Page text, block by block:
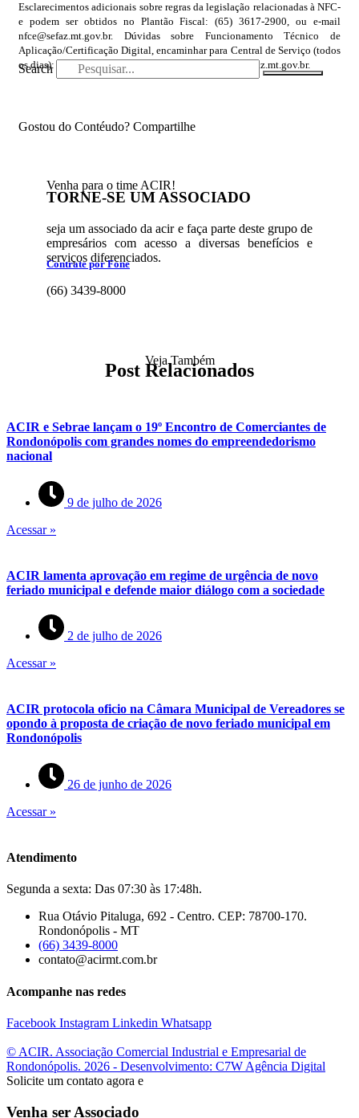
Esclarecimentos adicionais sobre regras da legislação relacionadas à NFC-
e podem ser obtidos no Plantão Fiscal: (65) 3617-2900, ou e-mail
nfce@sefaz.mt.gov.br. Dúvidas sobre Funcionamento Técnico de
Aplicação/Certificação Digital, encaminhar para Central de Serviço (todos
os dias): (65) 3617-2340 ou e-mail atendimento.ti@sefaz.mt.gov.br.
Search
Gostou do Contéudo? Compartilhe
Venha para o time ACIR!
TORNE-SE UM ASSOCIADO
seja um associado da acir e faça parte deste grupo de
empresários com acesso a diversas benefícios e
serviços diferenciados.
Contrate por Fone
(66) 3439-8000
Veja Também
Post Relacionados
ACIR e Sebrae lançam o 19º Encontro de Comerciantes de
Rondonópolis com grandes nomes do empreendedorismo
nacional
9 de julho de 2026
Acessar »
ACIR lamenta aprovação em regime de urgência de novo
feriado municipal e defende maior diálogo com a sociedade
2 de julho de 2026
Acessar »
ACIR protocola oficio na Câmara Municipal de Vereadores se
opondo à proposta de criação de novo feriado municipal em
Rondonópolis
26 de junho de 2026
Acessar »
Atendimento
Segunda a sexta: Das 07:30 às 17:48h.
Rua Otávio Pitaluga, 692 - Centro. CEP: 78700-170.
Rondonópolis - MT
(66) 3439-8000
contato@acirmt.com.br
Acompanhe nas redes
Facebook Instagram Linkedin Whatsapp
© ACIR. Associação Comercial Industrial e Empresarial de
Rondonópolis. 2026 - Desenvolvimento: C7W Agência Digital
Solicite um contato agora e
Venha ser Associado